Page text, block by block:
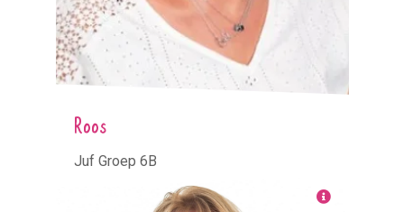
Roos
Juf Groep 6B